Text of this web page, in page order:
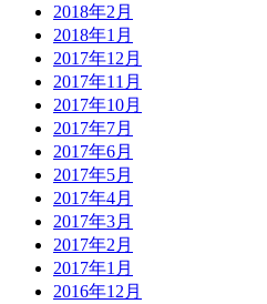
2018年2月
2018年1月
2017年12月
2017年11月
2017年10月
2017年7月
2017年6月
2017年5月
2017年4月
2017年3月
2017年2月
2017年1月
2016年12月